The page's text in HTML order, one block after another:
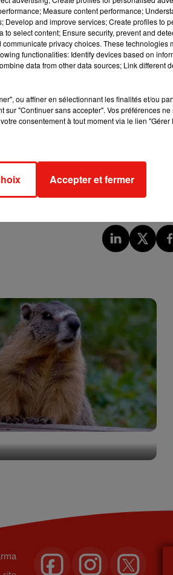
jours. Nous allons perdre une
par exemple, il fera entre 5 et 12
trois jours, vous pouvez faire
donner 10 euros. La dernière enquête
les jeunes.
est de retour ce week-end. De
spéciales comme la 3D ou en IMAX.
Measure content performance;
Develop and improve services; Create profiles to
select content; Ensure security, prevent and
privacy choices. These technologies
functionalities: Identify devices based on
data from other data sources; Link different
ou affiner en sélectionnant les finalités et/ou
sur "Continuer sans accepter". Vos préférences
consentement à tout moment via le lien
Accepter et fermer